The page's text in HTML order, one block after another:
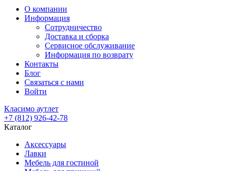
О компании
Информация
Сотрудничество
Доставка и сборка
Сервисное обслуживание
Информация по возврату
Контакты
Блог
Связаться с нами
Войти
Класимо аутлет
+7 (812) 926-42-78
Каталог
Аксессуары
Лавки
Мебель для гостиной